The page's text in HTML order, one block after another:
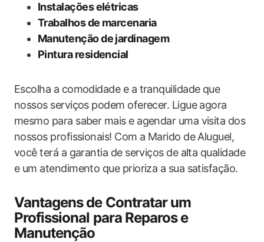
Instalações elétricas
Trabalhos de marcenaria
Manutenção de jardinagem
Pintura residencial
Escolha a comodidade e a tranquilidade que
nossos serviços podem oferecer. Ligue agora
mesmo para saber mais e agendar uma visita dos
nossos profissionais! Com a Marido de Aluguel,
você terá a garantia de serviços de alta qualidade
e um atendimento que prioriza a sua satisfação.
Vantagens de Contratar um
Profissional para Reparos e
Manutenção